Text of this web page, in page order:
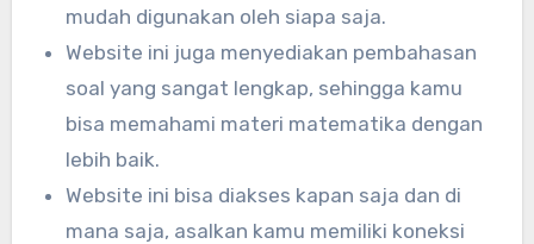
mudah digunakan oleh siapa saja.
Website ini juga menyediakan pembahasan
soal yang sangat lengkap, sehingga kamu
bisa memahami materi matematika dengan
lebih baik.
Website ini bisa diakses kapan saja dan di
mana saja, asalkan kamu memiliki koneksi